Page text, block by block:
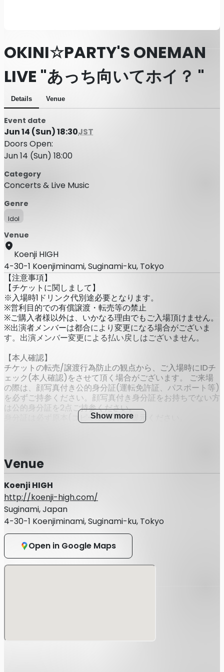
OKINI☆PARTY'S ONEMAN
LIVE "あっち向いてホイ？ "
Details Venue
Event date
Jun 14 (Sun) 18:30JST
Doors Open:
Jun 14 (Sun) 18:00
Category
Concerts & Live Music
Genre
Idol
Venue
Koenji HIGH
4-30-1 Koenjiminami, Suginami-ku, Tokyo
【注意事項】
【チケットに関しまして】
※入場時1ドリンク代別途必要となります。
※営利目的での有償譲渡・転売等の禁止
※ご購入者様以外は、いかなる理由でもご入場頂けません。
※出演者メンバーは都合により変更になる場合がございま
す。出演メンバー変更による払い戻しはございません。
【本人確認】
チケットの転売/譲渡行為防止の観点から、ご入場時にIDチ
ェック(本人確認)をさせて頂く場合がございます。 ご来場
の際は、顔写真付き公的身分証(運転免許証、パスポート等)
を必ずご持参ください。顔写真付き身分証をお持ちでない方
は公的身分証を2点ご持参ください。
身分証は必ず原本(コピー不可)をご提示ください。
・運転免許証
・マイナンバーカード
・在留カードまたは外国人登録証明書
・特別永住者証明書
・官公庁が顔写真を貼付した各種福祉手帳（写真付き身体障
害者手帳など）
・(顔写真無し)学生証 / 生徒手帳
Show more
Venue
Koenji HIGH
http://koenji-high.com/
Suginami, Japan
4-30-1 Koenjiminami, Suginami-ku, Tokyo
Open in Google Maps